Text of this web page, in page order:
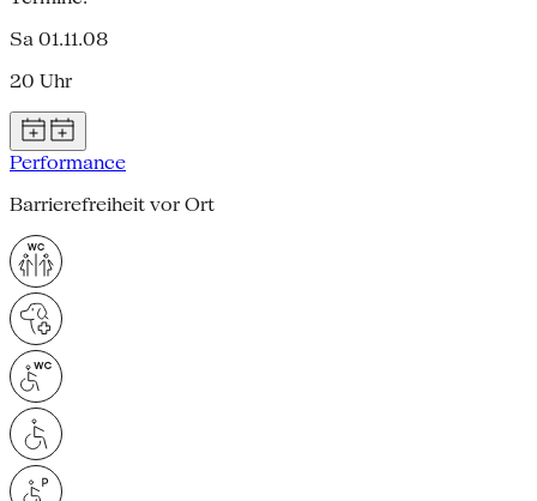
Sa 01.11.08
20 Uhr
Performance
Barrierefreiheit vor Ort